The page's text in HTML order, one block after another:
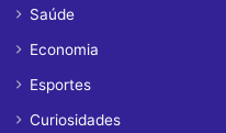
Saúde
Economia
Esportes
Curiosidades